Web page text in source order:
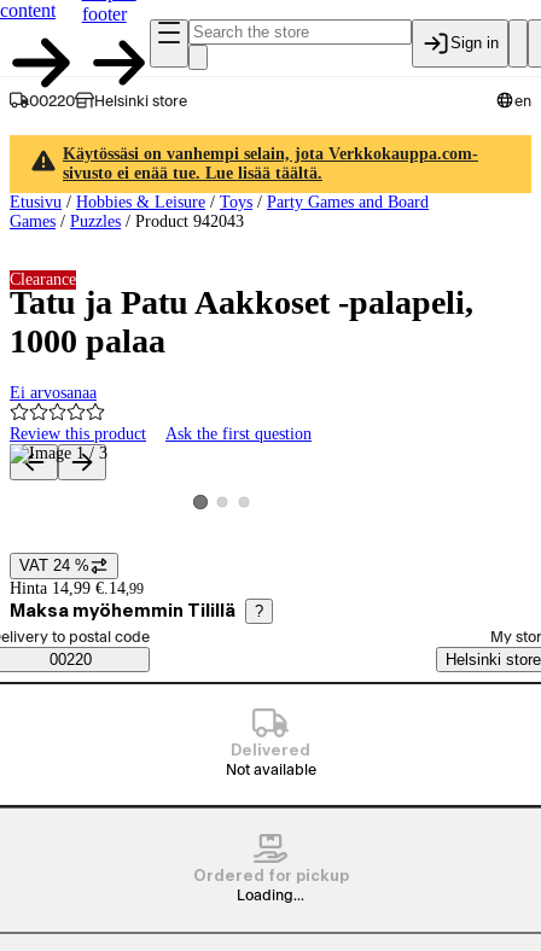
content
footer
Sign in
00220 Helsinki store en
Käytössäsi on vanhempi selain, jota Verkkokauppa.com-
sivusto ei enää tue. Lue lisää täältä.
Etusivu / Hobbies & Leisure / Toys / Party Games and Board
Games / Puzzles / Product 942043
Tatu ja Patu Aakkoset -palapeli,
1000 palaa
Ei arvosanaa
Review this product Ask the first question
Clearance
Product images and videos
View product image 1
View product image 2
View product image 3
Price details
VAT 24 %
Hinta 14,99 €. 14,99
Maksa myöhemmin Tilillä ?
Saatavuustiedot
order method
to postal code
00220
My
Helsinki store
Delivered
Not available
Ordered for pickup
Loading...